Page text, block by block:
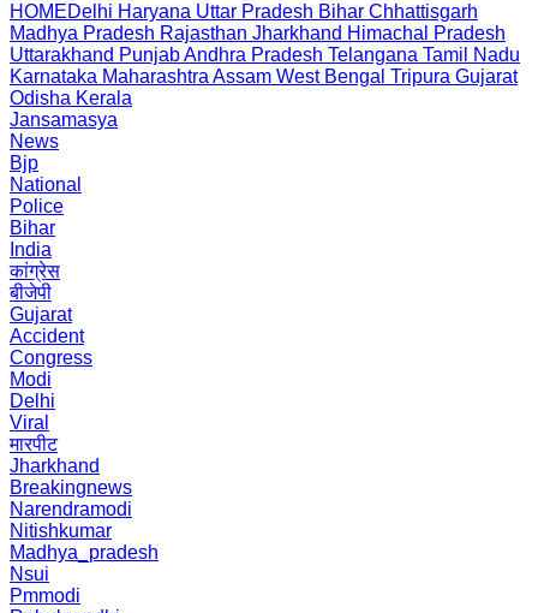
HOMEDelhi Haryana Uttar Pradesh Bihar Chhattisgarh
Madhya Pradesh Rajasthan Jharkhand Himachal Pradesh
Uttarakhand PunjabAndhra Pradesh Telangana Tamil Nadu
Karnataka Maharashtra Assam West Bengal Tripura Gujarat
Odisha Kerala
Jansamasya
News
Bjp
National
Police
Bihar
India
कांग्रेस
बीजेपी
Gujarat
Accident
Congress
Modi
Delhi
Viral
मारपीट
Jharkhand
Breakingnews
Narendramodi
Nitishkumar
Madhya_pradesh
Nsui
Pmmodi